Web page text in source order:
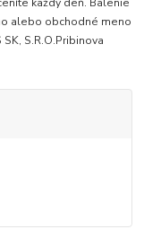
alebo obchodné meno
S.R.O.Pribinova